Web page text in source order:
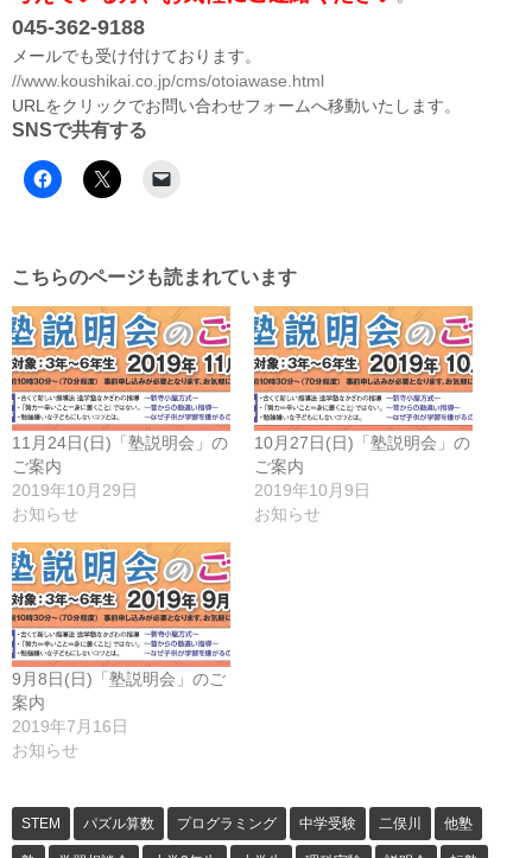
045-362-9188
メールでも受け付けております。
//www.koushikai.co.jp/cms/otoiawase.html
URLをクリックでお問い合わせフォームへ移動いたします。
SNSで共有する
こちらのページも読まれています
11月24日(日)「塾説明会」の
ご案内
2019年10月29日
お知らせ
10月27日(日)「塾説明会」の
ご案内
2019年10月9日
お知らせ
9月8日(日)「塾説明会」のご
案内
2019年7月16日
お知らせ
STEM パズル算数 プログラミング 中学受験 二俣川 他塾